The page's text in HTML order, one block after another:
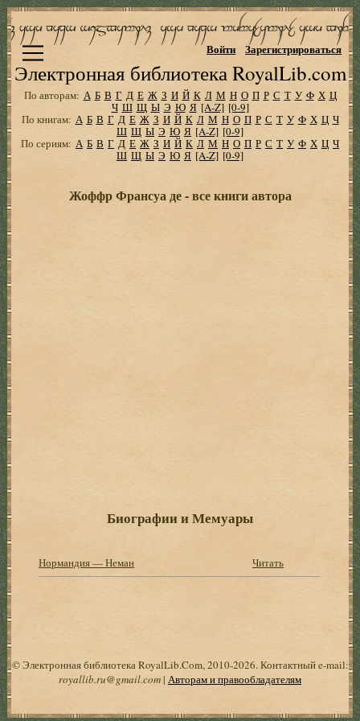
Электронная библиотека RoyalLib.com
Войти Зарегистрироваться
По авторам: А Б В Г Д Е Ж З И Й К Л М Н О П Р С Т У Ф Х Ц
Ч Ш Щ Ы Э Ю Я [A-Z] [0-9]
По книгам: А Б В Г Д Е Ж З И Й К Л М Н О П Р С Т У Ф Х Ц Ч
Ш Щ Ы Э Ю Я [A-Z] [0-9]
По сериям: А Б В Г Д Е Ж З И Й К Л М Н О П Р С Т У Ф Х Ц Ч
Ш Щ Ы Э Ю Я [A-Z] [0-9]
Жоффр Франсуа де - все книги автора
Биографии и Мемуары
Нормандия — Неман Читать
© Электронная библиотека RoyalLib.Com, 2010-2026. Контактный e-mail:
royallib.ru@gmail.com| Авторам и правообладателям